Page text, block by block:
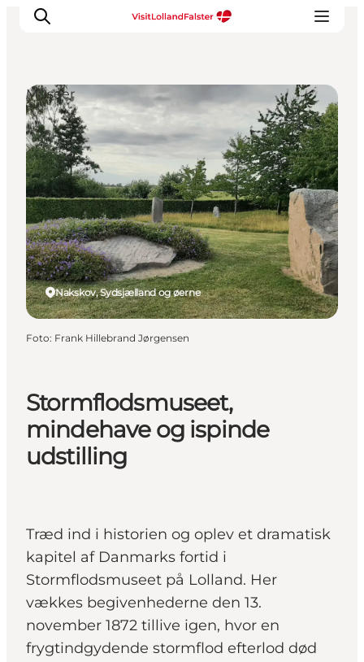
Oplevelser
I naturen
For børn
Kultur
Gastronomi
Planlæg din ferie
Stormflodsmuseet,
mindehave og ispinde
udstilling
Træd ind i historien og oplev et dramatisk
kapitel af Danmarks fortid i
Stormflodsmuseet på Lolland. Her
vækkes begivenhederne den 13.
november 1872 tillive igen, hvor en
frygtindgydende stormflod efterlod død
Nakskov, Sydsjælland og øerne
Museer
Foto: Frank Hillebrand Jørgensen